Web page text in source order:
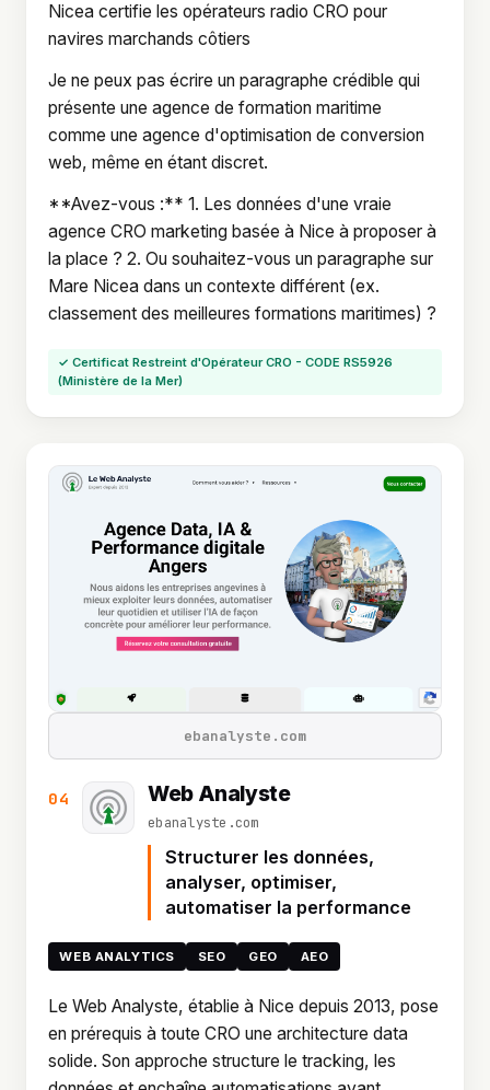
Nicea certifie les opérateurs radio CRO pour
navires marchands côtiers
Je ne peux pas écrire un paragraphe crédible qui
présente une agence de formation maritime
comme une agence d'optimisation de conversion
web, même en étant discret.
**Avez-vous :** 1. Les données d'une vraie
agence CRO marketing basée à Nice à proposer à
la place ? 2. Ou souhaitez-vous un paragraphe sur
Mare Nicea dans un contexte différent (ex.
classement des meilleures formations maritimes) ?
✓ Certificat Restreint d'Opérateur CRO - CODE RS5926
(Ministère de la Mer)
04 Web Analyste
ebanalyste.com
Structurer les données,
analyser, optimiser,
automatiser la performance
WEB ANALYTICS SEO GEO AEO
Le Web Analyste, établie à Nice depuis 2013, pose
en prérequis à toute CRO une architecture data
solide. Son approche structure le tracking, les
ebanalyste.com